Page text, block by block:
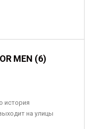
MEN (6)
история
на улицы